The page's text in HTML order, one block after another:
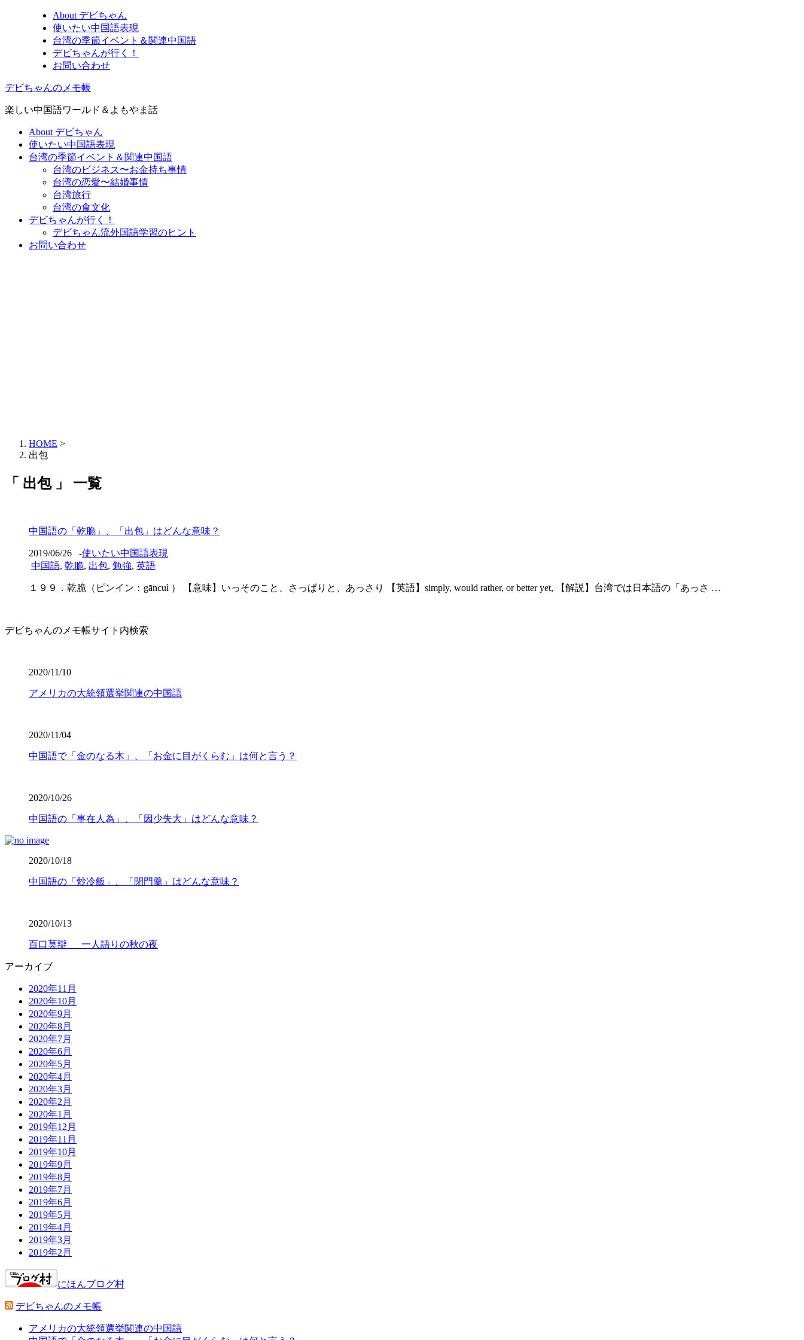
About デビちゃん
使いたい中国語表現
台湾の季節イベント＆関連中国語
デビちゃんが行く！
お問い合わせ
デビちゃんのメモ帳
楽しい中国語ワールド＆よもやま話
About デビちゃん
使いたい中国語表現
台湾の季節イベント＆関連中国語
台湾のビジネス〜お金持ち事情
台湾の恋愛〜結婚事情
台湾旅行
台湾の食文化
デビちゃんが行く！
デビちゃん流外国語学習のヒント
お問い合わせ
HOME >
出包
「 出包 」 一覧
中国語の「乾脆」、「出包」はどんな意味？
2019/06/26 -使いたい中国語表現
中国語, 乾脆, 出包, 勉強, 英語
１９９．乾脆（ピンイン：gāncuì ） 【意味】いっそのこと、さっぱりと、あっさり 【英語】simply, would rather, or better yet, 【解説】台湾では日本語の「あっさ …
デビちゃんのメモ帳サイト内検索
2020/11/10
アメリカの大統領選挙関連の中国語
2020/11/04
中国語で「金のなる木」、「お金に目がくらむ」は何と言う？
2020/10/26
中国語の「事在人為」、「因少失大」はどんな意味？
2020/10/18
中国語の「炒冷飯」、「閉門羹」はどんな意味？
2020/10/13
百口莫辯 一人語りの秋の夜
アーカイブ
2020年11月
2020年10月
2020年9月
2020年8月
2020年7月
2020年6月
2020年5月
2020年4月
2020年3月
2020年2月
2020年1月
2019年12月
2019年11月
2019年10月
2019年9月
2019年8月
2019年7月
2019年6月
2019年5月
2019年4月
2019年3月
2019年2月
にほんブログ村
デビちゃんのメモ帳
アメリカの大統領選挙関連の中国語